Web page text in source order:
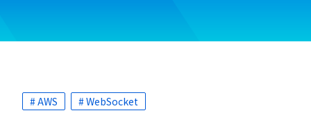
# AWS # WebSocket